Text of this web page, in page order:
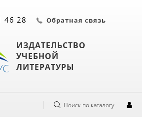
ИЗДАТЕЛЬСТВО
УЧЕБНОЙ
ЛИТЕРАТУРЫ
46 28 Обратная связь
Поиск по каталогу